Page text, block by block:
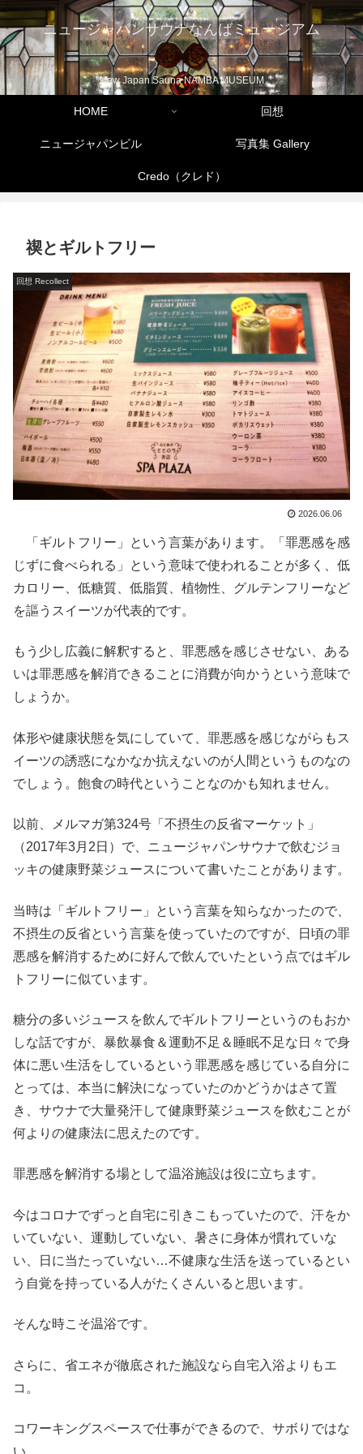
ニュージャパンサウナなんばミュージアム
New Japan Sauna NAMBA MUSEUM
HOME 回想
ニュージャパンビル 写真集 Gallery
Credo（クレド）
禊とギルトフリー
回想 Recollect
2026.06.06
「ギルトフリー」という言葉があります。「罪悪感を感
じずに食べられる」という意味で使われることが多く、低
カロリー、低糖質、低脂質、植物性、グルテンフリーなど
を謳うスイーツが代表的です。
もう少し広義に解釈すると、罪悪感を感じさせない、ある
いは罪悪感を解消できることに消費が向かうという意味で
しょうか。
体形や健康状態を気にしていて、罪悪感を感じながらもス
イーツの誘惑になかなか抗えないのが人間というものなの
でしょう。飽食の時代ということなのかも知れません。
以前、メルマガ第324号「不摂生の反省マーケット」
（2017年3月2日）で、ニュージャパンサウナで飲むジョ
ッキの健康野菜ジュースについて書いたことがあります。
当時は「ギルトフリー」という言葉を知らなかったので、
不摂生の反省という言葉を使っていたのですが、日頃の罪
悪感を解消するために好んで飲んでいたという点ではギル
トフリーに似ています。
糖分の多いジュースを飲んでギルトフリーというのもおか
しな話ですが、暴飲暴食＆運動不足＆睡眠不足な日々で身
体に悪い生活をしているという罪悪感を感じている自分に
とっては、本当に解決になっていたのかどうかはさて置
き、サウナで大量発汗して健康野菜ジュースを飲むことが
何よりの健康法に思えたのです。
罪悪感を解消する場として温浴施設は役に立ちます。
今はコロナでずっと自宅に引きこもっていたので、汗をか
いていない、運動していない、暑さに身体が慣れていな
い、日に当たっていない…不健康な生活を送っているとい
う自覚を持っている人がたくさんいると思います。
そんな時こそ温浴です。
さらに、省エネが徹底された施設なら自宅入浴よりもエ
コ。
コワーキングスペースで仕事ができるので、サボりではな
い。